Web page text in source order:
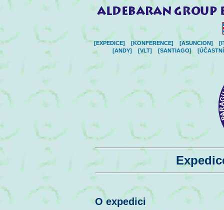
[EXPEDICE] [KONFERENCE] [ASUNCION]
[ANDY]
[VLT] [SANTIAGO]
O expedici